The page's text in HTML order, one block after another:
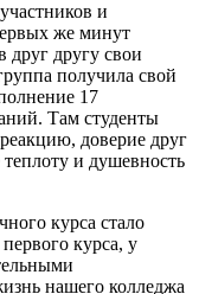
и
же минут
друг другу свои
получила свой
17
Там студенты
доверие друг
теплоту и душевность
курса стало
курса, у
нашего колледжа